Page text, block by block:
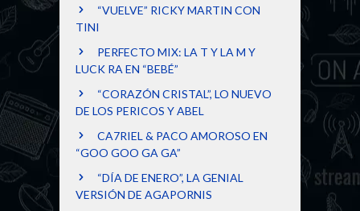
“VUELVE” RICKY MARTIN CON
TINI
PERFECTO MIX: LA T Y LA M Y
LUCK RA EN “BEBÉ”
“CORAZÓN CRISTAL”, LO NUEVO
DE LOS PERICOS Y ABEL
CA7RIEL & PACO AMOROSO EN
“GOO GOO GA GA”
“DÍA DE ENERO”, LA GENIAL
VERSIÓN DE AGAPORNIS